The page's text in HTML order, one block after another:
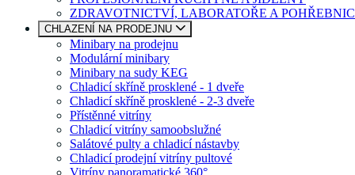
ZDRAVOTNICTVÍ, LABORATOŘE A
CHLAZENÍ NA PRODEJNU
Minibary na prodejnu
Modulární minibary
Minibary na sudy KEG
Chladicí skříně prosklené - 1 dveře
Chladicí skříně prosklené - 2-3 dveře
Přístěnné vitríny
Chladicí vitríny samoobslužné
Salátové pulty a chladicí nástavby
Chladicí prodejní vitríny pultové
Vitríny panoramatické 360°